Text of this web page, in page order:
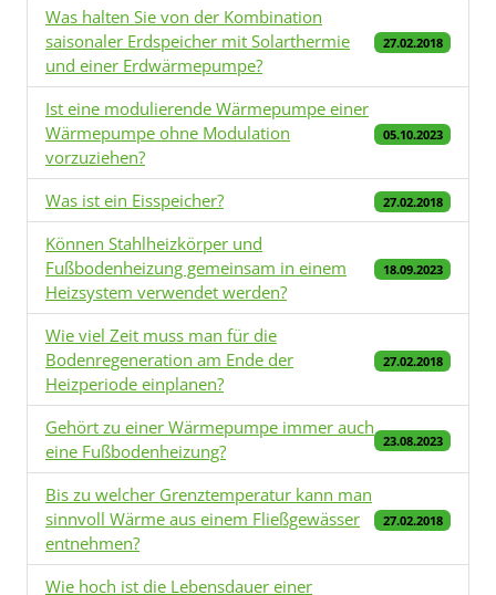
Was halten Sie von der Kombination
saisonaler Erdspeicher mit Solarthermie
und einer Erdwärmepumpe?
27.02.2018
Ist eine modulierende Wärmepumpe einer
Wärmepumpe ohne Modulation
vorzuziehen?
05.10.2023
Was ist ein Eisspeicher? 27.02.2018
Können Stahlheizkörper und
Fußbodenheizung gemeinsam in einem
Heizsystem verwendet werden?
18.09.2023
Wie viel Zeit muss man für die
Bodenregeneration am Ende der
Heizperiode einplanen?
27.02.2018
Gehört zu einer Wärmepumpe immer auch
eine Fußbodenheizung?
23.08.2023
Bis zu welcher Grenztemperatur kann man
sinnvoll Wärme aus einem Fließgewässer
entnehmen?
27.02.2018
Wie hoch ist die Lebensdauer einer